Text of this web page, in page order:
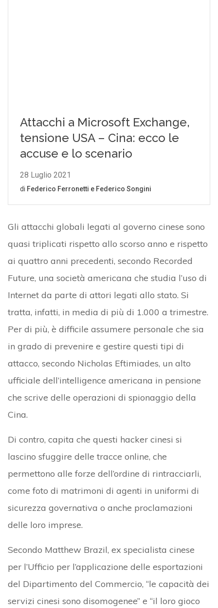
Gli attacchi globali legati al governo cinese sono
quasi triplicati rispetto allo scorso anno e rispetto
ai quattro anni precedenti, secondo Recorded
Future, una società americana che studia l’uso di
Internet da parte di attori legati allo stato. Si
tratta, infatti, in media di più di 1.000 a trimestre.
Per di più, è difficile assumere personale che sia
in grado di prevenire e gestire questi tipi di
attacco, secondo Nicholas Eftimiades, un alto
ufficiale dell’intelligence americana in pensione
che scrive delle operazioni di spionaggio della
Cina.
Di contro, capita che questi hacker cinesi si
lascino sfuggire delle tracce online, che
permettono alle forze dell’ordine di rintracciarli,
come foto di matrimoni di agenti in uniformi di
sicurezza governativa o anche proclamazioni
delle loro imprese.
Secondo Matthew Brazil, ex specialista cinese
per l’Ufficio per l’applicazione delle esportazioni
del Dipartimento del Commercio, “le capacità dei
servizi cinesi sono disomogenee” e “il loro gioco